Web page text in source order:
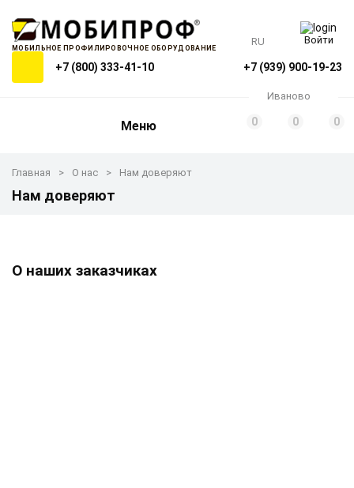
МОБИЛЬНОЕ ПРОФИЛИРОВОЧНОЕ ОБОРУДОВАНИЕ
+7 (800) 333-41-10 +7 (939) 900-19-23
RU Войти
Иваново
Меню 0 0 0
Главная О нас Нам доверяют
Нам доверяют
О наших заказчиках